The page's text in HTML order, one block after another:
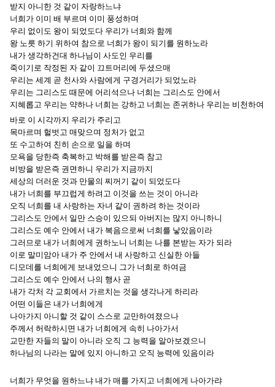
받지 아니한 것 같이 자랑하느냐
너희가 이미 배 부르며 이미 풍성하며
우리 없이도 왕이 되었도다 우리가 너희와 함께
왕 노릇 하기 위하여 참으로 너희가 왕이 되기를 원하노라
내가 생각하건대 하나님이 사도인 우리를
죽이기로 작정된 자 같이 끄트머리에 두셨으매
우리는 세계 곧 천사와 사람에게 구경거리가 되었노라
우리는 그리스도 때문에 어리석으나 너희는 그리스도 안에서
지혜롭고 우리는 약하나 너희는 강하고 너희는 존귀하나 우리는 비천하여
바로 이 시각까지 우리가 주리고
목마르며 헐벗고 매맞으며 정처가 없고
또 수고하여 친히 손으로 일을 하며
모욕을 당한즉 축복하고 박해를 받은즉 참고
비방을 받은즉 권면하니 우리가 지금까지
세상의 더러운 것과 만물의 찌꺼기 같이 되었도다
내가 너희를 부끄럽게 하려고 이것을 쓰는 것이 아니라
오직 너희를 내 사랑하는 자녀 같이 권하려 하는 것이라
그리스도 안에서 일만 스승이 있으되 아버지는 많지 아니하니
그리스도 예수 안에서 내가 복음으로써 너희를 낳았음이라
그러므로 내가 너희에게 권하노니 너희는 나를 본받는 자가 되라
이로 말미암아 내가 주 안에서 내 사랑하고 신실한 아들
디모데를 너희에게 보내었으니 그가 너희로 하여금
그리스도 예수 안에서 나의 행사 곧
내가 각처 각 교회에서 가르치는 것을 생각나게 하리라
어떤 이들은 내가 너희에게
나아가지 아니할 것 같이 스스로 교만하여졌으나
주께서 허락하시면 내가 너희에게 속히 나아가서
교만한 자들의 말이 아니라 오직 그 능력을 알아보겠으니
하나님의 나라는 말에 있지 아니하고 오직 능력에 있음이라
너희가 무엇을 원하느냐 내가 매를 가지고 너희에게 나아가랴